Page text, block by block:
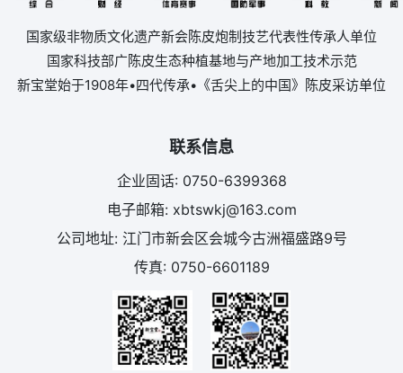
国家级非物质文化遗产新会陈皮炮制技艺代表性传承人单位
国家科技部广陈皮生态种植基地与产地加工技术示范
新宝堂始于1908年•四代传承•《舌尖上的中国》陈皮采访单位
联系信息
企业固话: 0750-6399368
电子邮箱: xbtswkj@163.com
公司地址: 江门市新会区会城今古洲福盛路9号
传真: 0750-6601189